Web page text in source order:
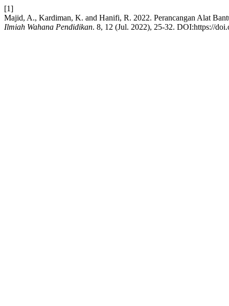
[1]
Majid, A., Kardiman, K. and Hanifi, R. 2022. Perancangan Alat
Ilmiah Wahana Pendidikan. 8, 12 (Jul. 2022), 25-32. DOI:https://